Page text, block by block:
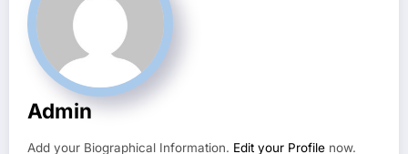
Admin
Add your Biographical Information. Edit your Profile now.